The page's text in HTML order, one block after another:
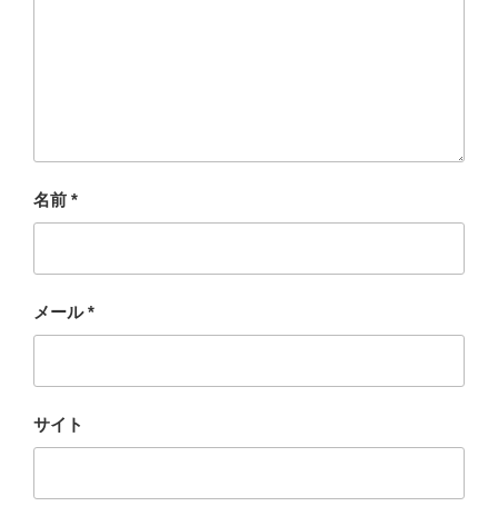
名前 *
メール*
サイト